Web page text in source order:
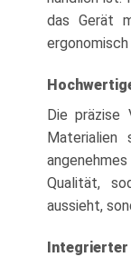
das Gerät
ergonomisch
Die präzise
Materialien
Qualität,
aussieht,
Integrierter